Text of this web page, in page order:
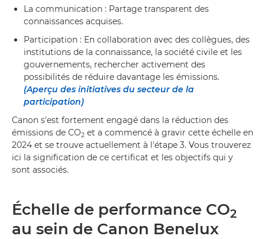
La communication : Partage transparent des
connaissances acquises.
Participation : En collaboration avec des collègues, des
institutions de la connaissance, la société civile et les
gouvernements, rechercher activement des
possibilités de réduire davantage les émissions.
(Aperçu des initiatives du secteur de la
participation)
Canon s'est fortement engagé dans la réduction des
émissions de CO2 et a commencé à gravir cette échelle en
2024 et se trouve actuellement à l'étape 3. Vous trouverez
ici la signification de ce certificat et les objectifs qui y
sont associés.
Échelle de performance CO2
au sein de Canon Benelux